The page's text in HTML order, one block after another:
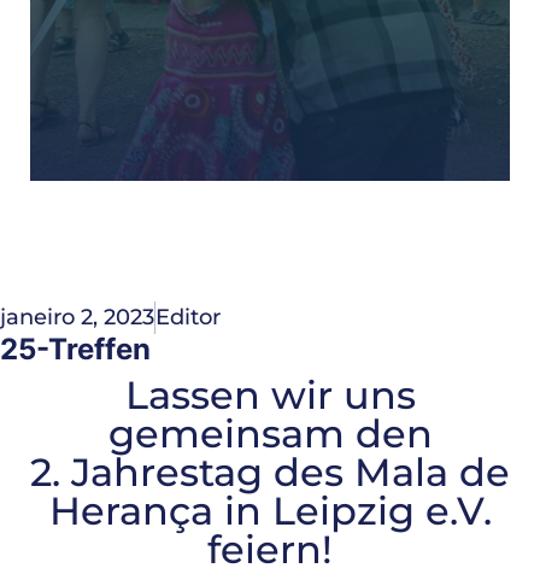
janeiro 2, 2023Editor
25-Treffen
Lassen wir uns
gemeinsam den
2. Jahrestag des Mala de
Herança in Leipzig e.V.
feiern!